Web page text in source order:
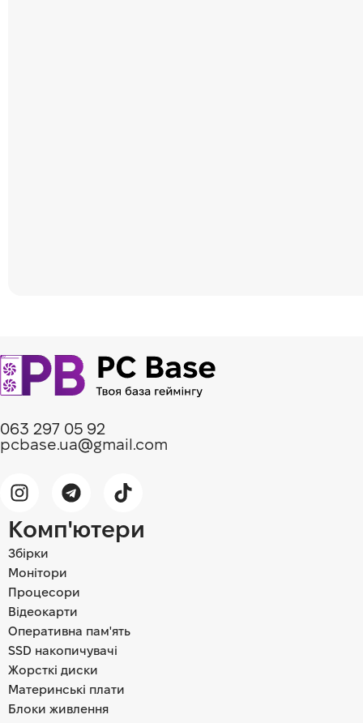
063 297 05 92
pcbase.ua@gmail.com
Комп'ютери
Збірки
Монітори
Процесори
Відеокарти
Оперативна пам'ять
SSD накопичувачі
Жорсткі диски
Материнські плати
Блоки живлення